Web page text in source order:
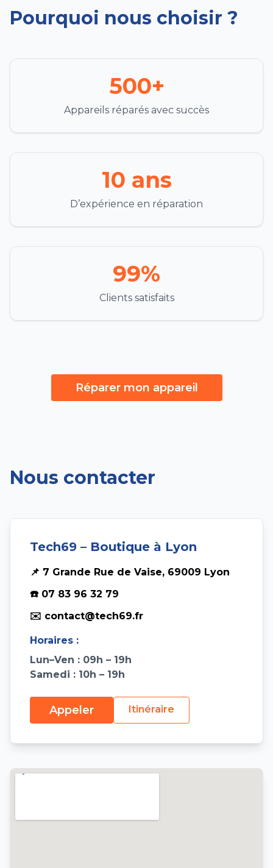
Pourquoi nous choisir ?
500+
Appareils réparés avec succès
10 ans
D’expérience en réparation
99%
Clients satisfaits
Réparer mon appareil
Nous contacter
Tech69 – Boutique à Lyon
📌 7 Grande Rue de Vaise, 69009 Lyon
☎️ 07 83 96 32 79
✉️ contact@tech69.fr
Horaires :
Lun–Ven : 09h – 19h
Samedi : 10h – 19h
Appeler Itinéraire